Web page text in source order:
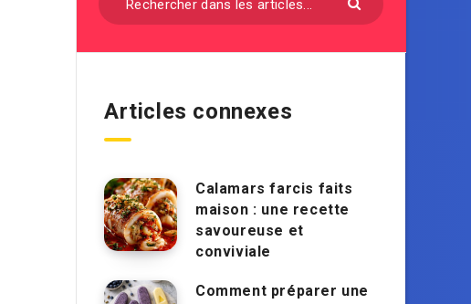
Articles connexes
Calamars farcis faits
maison : une recette
savoureuse et
conviviale
Comment préparer une